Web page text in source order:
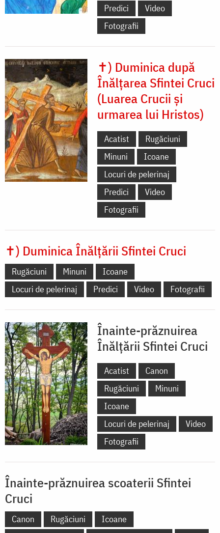
Predici
Video
Fotografii
✝) Duminica după
Înălțarea Sfintei Cruci
(Luarea Crucii și
urmarea lui Hristos)
Acatist
Rugăciuni
Minuni
Icoane
Locuri de pelerinaj
Predici
Video
Fotografii
✝) Duminica Înălțării Sfintei Cruci
Rugăciuni Minuni
Icoane
Locuri de pelerinaj
Predici Video Fotografii
Înainte-prăznuirea
Înălțării Sfintei Cruci
Acatist
Canon
Rugăciuni
Minuni
Icoane
Locuri de pelerinaj
Video
Fotografii
Înainte-prăznuirea scoaterii Sfintei
Cruci
Canon Rugăciuni
Icoane